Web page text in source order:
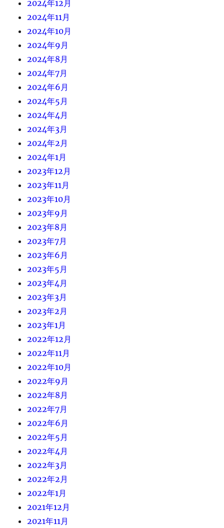
2024年12月
2024年11月
2024年10月
2024年9月
2024年8月
2024年7月
2024年6月
2024年5月
2024年4月
2024年3月
2024年2月
2024年1月
2023年12月
2023年11月
2023年10月
2023年9月
2023年8月
2023年7月
2023年6月
2023年5月
2023年4月
2023年3月
2023年2月
2023年1月
2022年12月
2022年11月
2022年10月
2022年9月
2022年8月
2022年7月
2022年6月
2022年5月
2022年4月
2022年3月
2022年2月
2022年1月
2021年12月
2021年11月